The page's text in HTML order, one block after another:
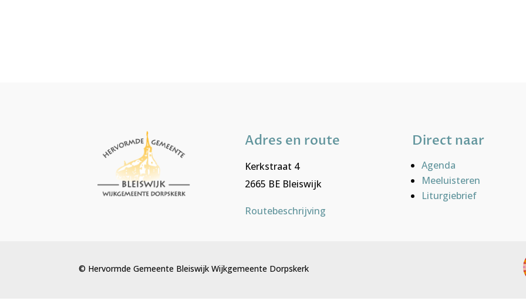
Adres en route
Kerkstraat 4
2665 BE Bleiswijk
Routebeschrijving
Direct naar
Agenda
Meeluisteren
Liturgiebrief
© Hervormde Gemeente Bleiswijk Wijkgemeente Dorpskerk